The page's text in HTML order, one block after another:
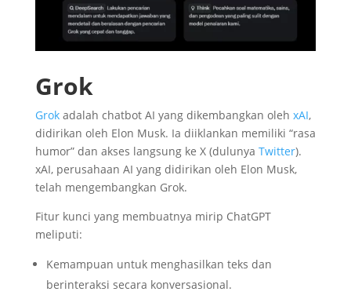
Grok
Grok adalah chatbot AI yang dikembangkan oleh xAI,
didirikan oleh Elon Musk. Ia diiklankan memiliki “rasa
humor” dan akses langsung ke X (dulunya Twitter).
xAI, perusahaan AI yang didirikan oleh Elon Musk,
telah mengembangkan Grok.
Fitur kunci yang membuatnya mirip ChatGPT
meliputi:
Kemampuan untuk menghasilkan teks dan
berinteraksi secara konversasional.